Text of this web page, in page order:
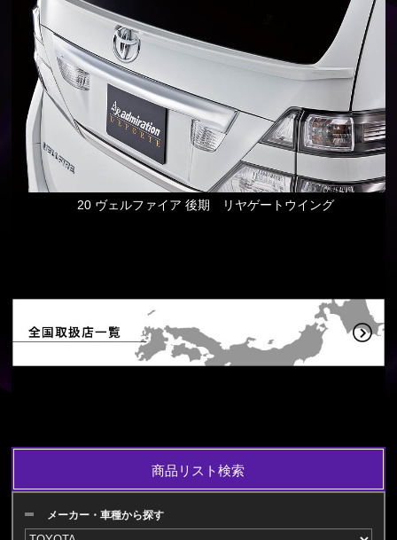
20 ヴェルファイア 後期 リヤゲートウイング
商品リスト検索
メーカー・車種から探す